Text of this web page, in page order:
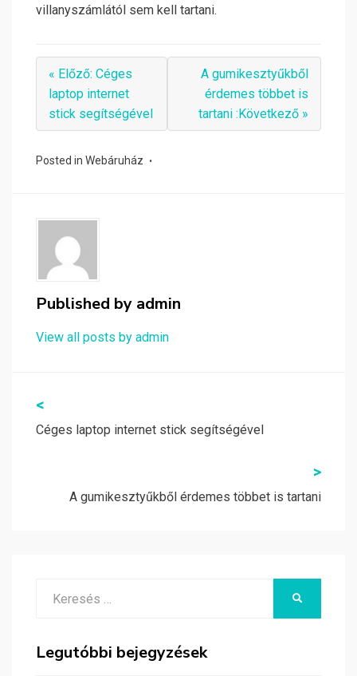
villanyszámlától sem kell tartani.
« Előző: Céges
laptop internet
stick segítségével
A gumikesztyűkből
érdemes többet is
tartani :Következő »
Posted in Webáruház
Published by admin
View all posts by admin
Bejegyzés
navigáció
<
Céges laptop internet stick segítségével
>
A gumikesztyűkből érdemes többet is tartani
Legutóbbi bejegyzések